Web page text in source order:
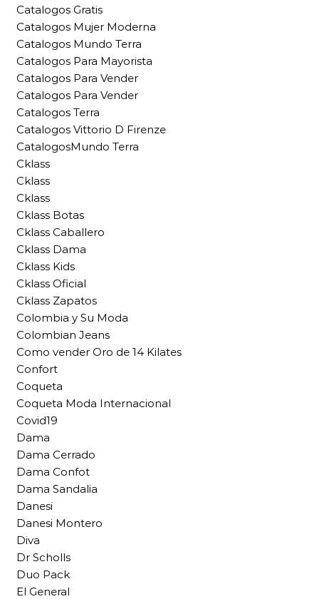
Catalogos Gratis
Catalogos Mujer Moderna
Catalogos Mundo Terra
Catalogos Para Mayorista
Catalogos Para Vender
Catalogos Para Vender
Catalogos Terra
Catalogos Vittorio D Firenze
CatalogosMundo Terra
Cklass
Cklass
Cklass
Cklass Botas
Cklass Caballero
Cklass Dama
Cklass Kids
Cklass Oficial
Cklass Zapatos
Colombia y Su Moda
Colombian Jeans
Como vender Oro de 14 Kilates
Confort
Coqueta
Coqueta Moda Internacional
Covid19
Dama
Dama Cerrado
Dama Confot
Dama Sandalia
Danesi
Danesi Montero
Diva
Dr Scholls
Duo Pack
El General